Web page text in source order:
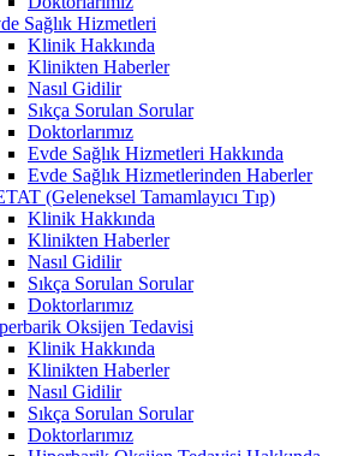
Sağlık Hizmetleri
Klinik Hakkında
Klinikten Haberler
Nasıl Gidilir
Sıkça Sorulan Sorular
Doktorlarımız
Evde Sağlık Hizmetleri Hakkında
Evde Sağlık Hizmetlerinden Haberler
(Geleneksel Tamamlayıcı Tıp)
Klinik Hakkında
Klinikten Haberler
Nasıl Gidilir
Sıkça Sorulan Sorular
Doktorlarımız
Oksijen Tedavisi
Klinik Hakkında
Klinikten Haberler
Nasıl Gidilir
Sıkça Sorulan Sorular
Doktorlarımız